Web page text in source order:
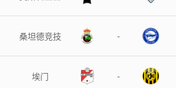
桑坦德竞技 -
埃门 -